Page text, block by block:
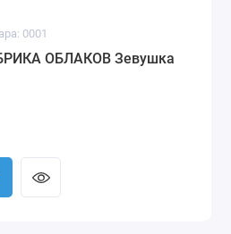
0001
ОБЛАКОВ Зевушка